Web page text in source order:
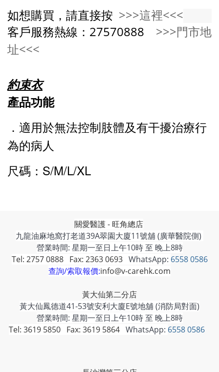
如想購買，請直接按 >>>這裡<<<
客戶服務熱線：27570888 >>>門市地
址<<<
約束衣
產品功能
．適用於無法控制肢體及有干擾治療行
為的病人
尺碼：S/M/L/XL
關愛醫護 - 旺角總店
九龍油麻地窩打老道39A翠園大廈11號舖 (廣華醫院側)
營業時間: 星期一至日上午10時 至 晚上8時
Tel: 2757 0888 Fax: 2363 0693WhatsApp: 6558 0586
查詢/索取報價:info@v-carehk.com
黃大仙第二分店
黃大仙鳳德道41-53號安利大廈E號地舖 (消防局對面)
營業時間: 星期一至日上午10時 至 晚上8時
Tel: 3619 5850 Fax: 3619 5864WhatsApp: 6558 0586